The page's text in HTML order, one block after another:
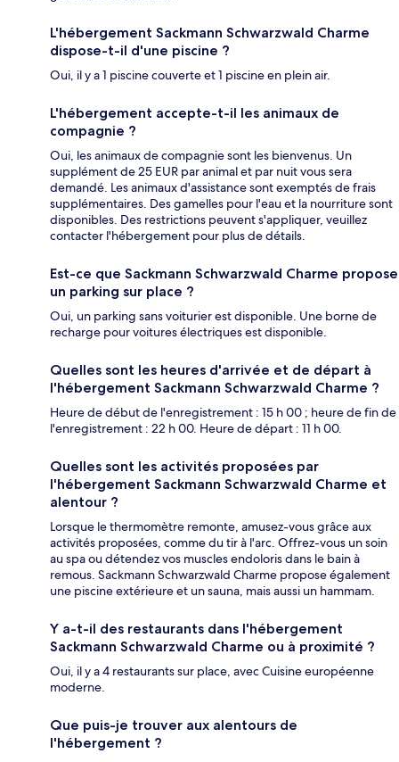
L'hébergement Sackmann Schwarzwald Charme
dispose-t-il d'une piscine ?
Oui, il y a 1 piscine couverte et 1 piscine en plein air.
L'hébergement accepte-t-il les animaux de
compagnie ?
Oui, les animaux de compagnie sont les bienvenus. Un
supplément de 25 EUR par animal et par nuit vous sera
demandé. Les animaux d'assistance sont exemptés de frais
supplémentaires. Des gamelles pour l'eau et la nourriture sont
disponibles. Des restrictions peuvent s'appliquer, veuillez
contacter l'hébergement pour plus de détails.
Est-ce que Sackmann Schwarzwald Charme propose
un parking sur place ?
Oui, un parking sans voiturier est disponible. Une borne de
recharge pour voitures électriques est disponible.
Quelles sont les heures d'arrivée et de départ à
l'hébergement Sackmann Schwarzwald Charme ?
Heure de début de l'enregistrement : 15 h 00 ; heure de fin de
l'enregistrement : 22 h 00. Heure de départ : 11 h 00.
Quelles sont les activités proposées par
l'hébergement Sackmann Schwarzwald Charme et
alentour ?
Lorsque le thermomètre remonte, amusez-vous grâce aux
activités proposées, comme du tir à l'arc. Offrez-vous un soin
au spa ou détendez vos muscles endoloris dans le bain à
remous. Sackmann Schwarzwald Charme propose également
une piscine extérieure et un sauna, mais aussi un hammam.
Y a-t-il des restaurants dans l'hébergement
Sackmann Schwarzwald Charme ou à proximité ?
Oui, il y a 4 restaurants sur place, avec Cuisine européenne
moderne.
Que puis-je trouver aux alentours de
l'hébergement ?